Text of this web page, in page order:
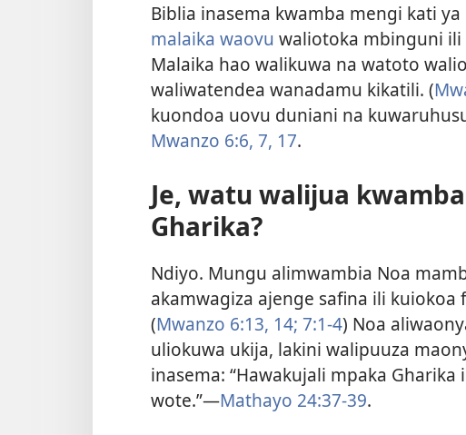
Biblia inasema kwamba mengi kati
malaika waovu waliotoka mbinguni ili
Malaika hao walikuwa na watoto
waliwatendea wanadamu kikatili. (
kuondoa uovu duniani na
Mwanzo 6:6, 7, 17.
Je, watu walijua
Gharika?
Ndiyo. Mungu alimwambia Noa
akamwagiza ajenge safina ili kuiokoa
(Mwanzo 6:13, 14; 7:1-4) Noa
uliokuwa ukija, lakini walipuuza
inasema: “Hawakujali mpaka
wote.”—Mathayo 24:37-39.